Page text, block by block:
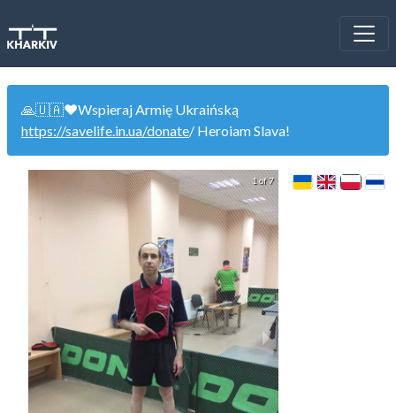
🙏🇺🇦❤️Wspieraj Armię Ukraińską
https://savelife.in.ua/donate/ Heroiam Slava!
1 of 7